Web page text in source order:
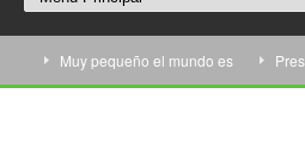
Muy pequeño el mundo es